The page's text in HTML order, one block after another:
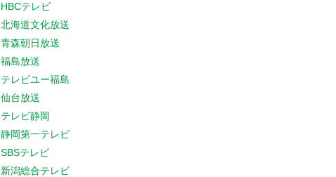
HBCテレビ
北海道文化放送
青森朝日放送
福島放送
テレビユー福島
仙台放送
テレビ静岡
静岡第一テレビ
SBSテレビ
新潟総合テレビ